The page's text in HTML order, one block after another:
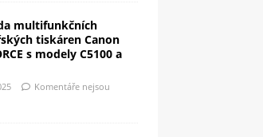
multifunkčních
tiskáren Canon
s modely C5100 a
Komentáře nejsou